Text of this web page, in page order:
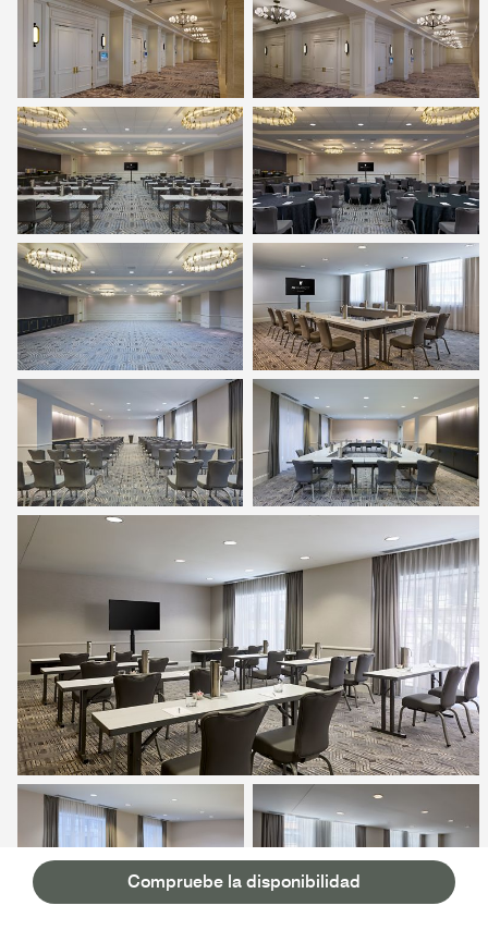
Compruebe la disponibilidad